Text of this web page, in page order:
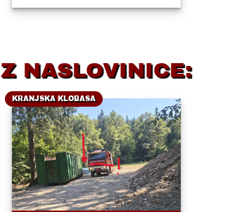
Z NASLOVINICE:
KRANJSKA KLOBASA